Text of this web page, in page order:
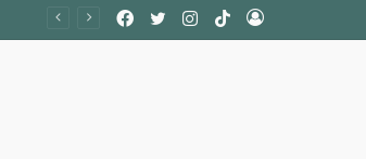
Acceso
TikTok
Instagram
Twitter
Facebook